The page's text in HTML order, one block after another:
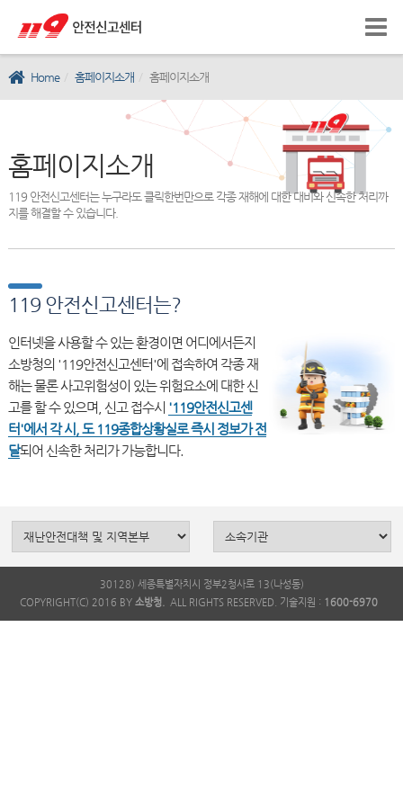
Home 홈페이지소개 홈페이지소개
홈페이지소개
119 안전신고센터는 누구라도 클릭한번만으로 각종 재해에 대한 대비와 신속한 처리까
지를 해결할 수 있습니다.
119 안전신고센터는?
인터넷을 사용할 수 있는 환경이면 어디에서든지
소방청의 '119안전신고센터'에 접속하여 각종 재
해는 물론 사고위험성이 있는 위험요소에 대한 신
고를 할 수 있으며, 신고 접수시 '119안전신고센
터'에서 각 시, 도 119종합상황실로 즉시 정보가 전
달
30128) 세종특별자치시 정부2청사로 13(나성동)
COPYRIGHT(C) 2016 BY 소방청. ALL RIGHTS RESERVED. 기술지원 : 1600-6970